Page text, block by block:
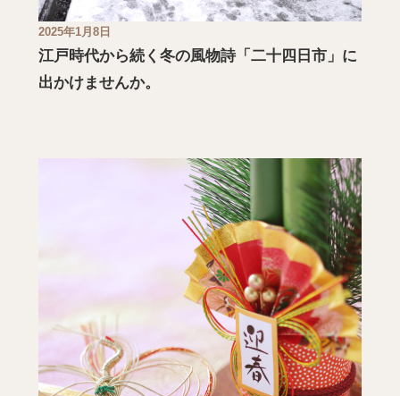
2025年1月8日
江戸時代から続く冬の風物詩「二十四日市」に
出かけませんか。